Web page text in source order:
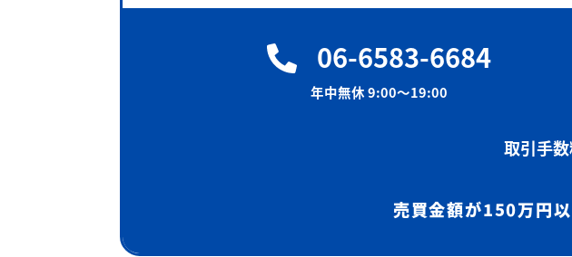
06-6583-6684
年中無休 9:00〜19:00
取引手
売買金額が150万円